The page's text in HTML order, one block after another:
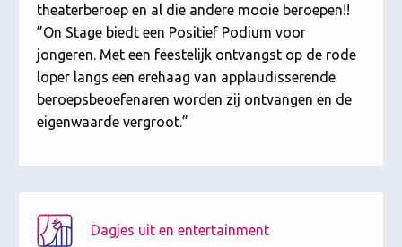
theaterberoep en al die andere mooie beroepen!!
”On Stage biedt een Positief Podium voor
jongeren. Met een feestelijk ontvangst op de rode
loper langs een erehaag van applaudisserende
beroepsbeoefenaren worden zij ontvangen en de
eigenwaarde vergroot.”
Dagjes uit en entertainment